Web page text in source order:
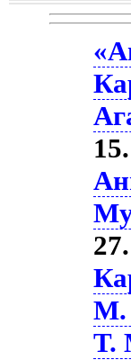
27.
М.
Т.